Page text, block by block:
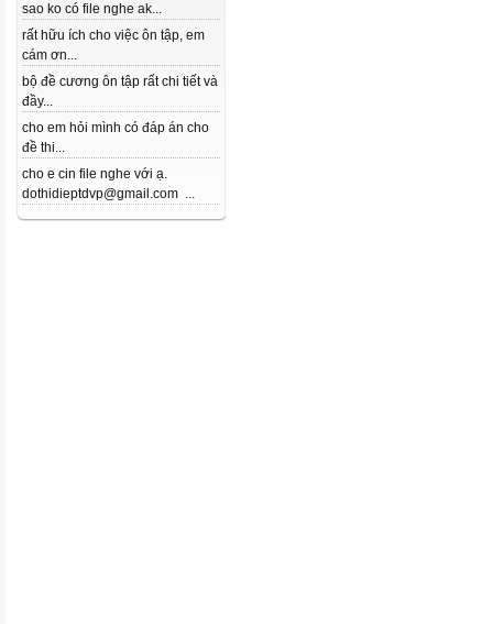
sao ko có file nghe ak...
rất hữu ích cho việc ôn tập, em
cám ơn...
bộ đề cương ôn tập rất chi tiết và
đầy...
cho em hỏi mình có đáp án cho
đề thi...
cho e cin file nghe với ạ.
dothidieptdvp@gmail.com ...